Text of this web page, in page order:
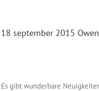
18 september 2015
Es gibt wunderbare